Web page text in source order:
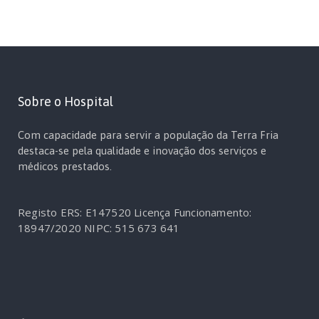
Sobre o Hospital
Com capacidade para servir a população da Terra Fria
destaca-se pela qualidade e inovação dos serviços e
médicos prestados.
Registo ERS: E147520 Licença Funcionamento:
18947/2020 NIPC: 515 673 641